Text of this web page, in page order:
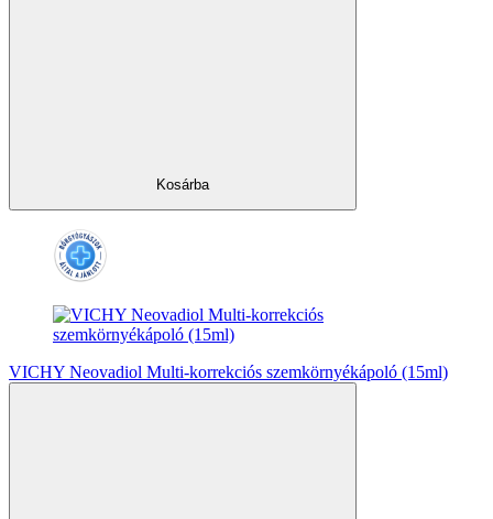
Kosárba
VICHY Neovadiol Multi-korrekciós szemkörnyékápoló (15ml)